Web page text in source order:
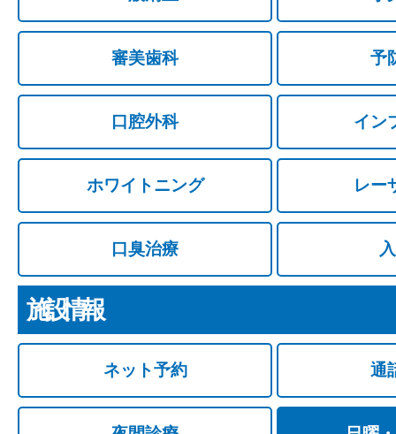
審美歯科 予
口腔外科 イン
ホワイトニング レー
口臭治療
施設情報
ネット予約 通